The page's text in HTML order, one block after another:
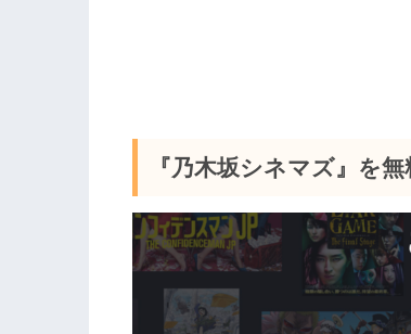
『乃木坂シネマズ』を